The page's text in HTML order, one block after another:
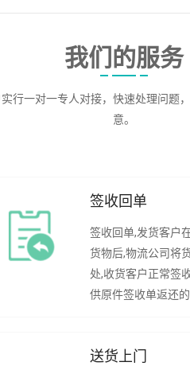
我们的服务
行一对一专人对接，快速处理问题
意。
签收回单
签收回单,发货客户
货物后,物流公司将
处,收货客户正常签
供原件签收单返还的
送货上门